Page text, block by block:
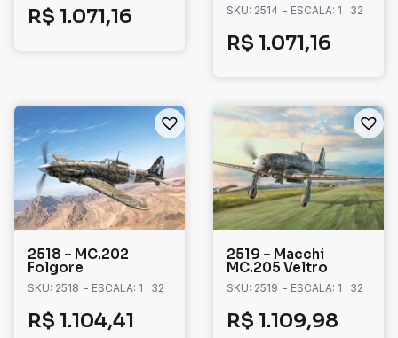
R$ 1.071,16 SKU: 2514 - ESCALA: 1 : 32
R$ 1.071,16
2518 – MC.202
Folgore
SKU: 2518 - ESCALA: 1 : 32
R$ 1.104,41
2519 – Macchi
MC.205 Veltro
SKU: 2519 - ESCALA: 1 : 32
R$ 1.109,98